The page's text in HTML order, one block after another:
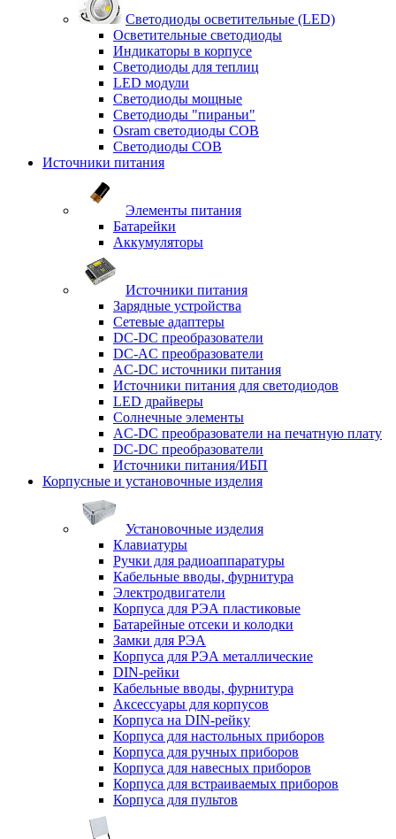
Светодиоды осветительные (LED)
Осветительные светодиоды
Индикаторы в корпусе
Светодиоды для теплиц
LED модули
Светодиоды мощные
Светодиоды "пираньи"
Osram светодиоды COB
Светодиоды COB
Источники питания
Элементы питания
Батарейки
Аккумуляторы
Источники питания
Зарядные устройства
Сетевые адаптеры
DC-DC преобразователи
DC-AC преобразователи
AC-DC источники питания
Источники питания для светодиодов
LED драйверы
Солнечные элементы
AC-DC преобразователи на печатную плату
DC-DC преобразователи
Источники питания/ИБП
Корпусные и установочные изделия
Установочные изделия
Клавиатуры
Ручки для радиоаппаратуры
Кабельные вводы, фурнитура
Электродвигатели
Корпуса для РЭА пластиковые
Батарейные отсеки и колодки
Замки для РЭА
Корпуса для РЭА металлические
DIN-рейки
Кабельные вводы, фурнитура
Аксессуары для корпусов
Корпуса на DIN-рейку
Корпуса для настольных приборов
Корпуса для ручных приборов
Корпуса для навесных приборов
Корпуса для встраиваемых приборов
Корпуса для пультов